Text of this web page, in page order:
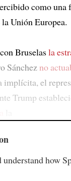
como una
Unión Europea.
Bruselasla
Sánchezno
implícita, el
Trump
how